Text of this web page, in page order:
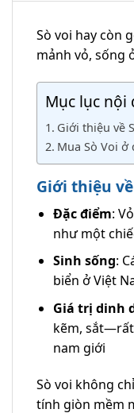
Sò voi hay còn
mảnh vỏ, sống
Mục lục nội
Giới thiệu về
Mua Sò Voi
Giới thiệu
Đặc điểm:
như một
Sinh sống:
biển ở Việt
Giá trị dinh
kẽm,
nam giới
Sò voi không
tính giòn mềm